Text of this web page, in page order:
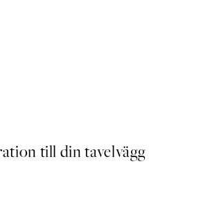
till din tavelvägg